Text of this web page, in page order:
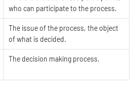
who can participate to the process.
The issue of the process, the object
of what is decided.
The decision making process.